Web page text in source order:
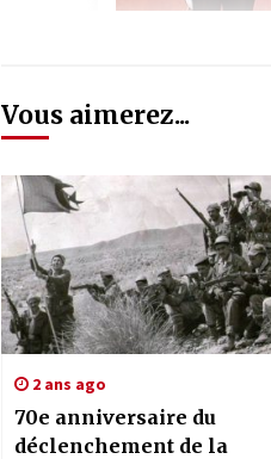
Vous aimerez...
2 ans ago
70e anniversaire du
déclenchement de la